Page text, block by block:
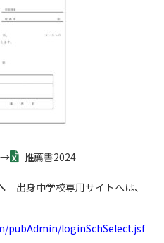
推薦書2024
出身中学校専用サイトへは、
loginSchSelect.jsf